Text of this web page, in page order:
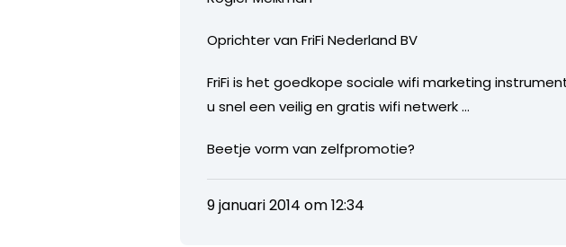
Oprichter van FriFi Nederland BV
FriFi is het goedkope sociale wifi marketing
u snel een veilig en gratis wifi netwerk …
Beetje vorm van zelfpromotie?
9 januari 2014 om 12:34